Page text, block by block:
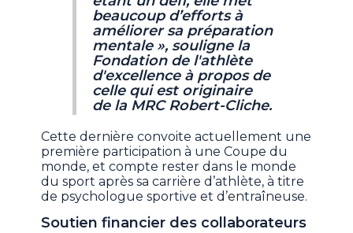
beaucoup d’efforts à
améliorer sa préparation
mentale », souligne la
Fondation de l'athlète
d'excellence à propos de
celle qui est originaire
de la MRC Robert-Cliche.
Cette dernière convoite actuellement une
première participation à une Coupe du
monde, et compte rester dans le monde
du sport après sa carrière d’athlète, à titre
de psychologue sportive et d’entraîneuse.
Soutien financier des collaborateurs